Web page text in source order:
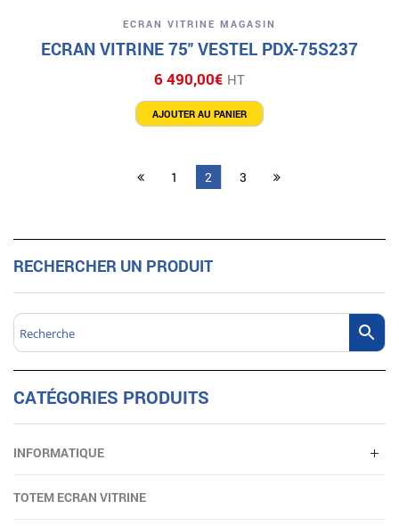
ECRAN VITRINE MAGASIN
ECRAN VITRINE 75″ VESTEL PDX-75S237
6 490,00€ HT
AJOUTER AU PANIER
1 2 3
RECHERCHER UN PRODUIT
CATÉGORIES PRODUITS
INFORMATIQUE
TOTEM ECRAN VITRINE